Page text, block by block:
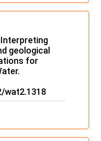
Interpreting
geological
for
wat2.1318